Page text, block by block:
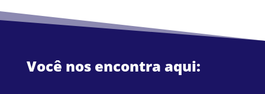
Você nos encontra aqui: